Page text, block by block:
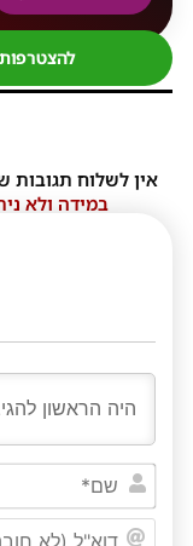
אין לשלוח תגובות
במידה ולא